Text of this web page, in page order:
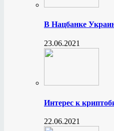
В Нацбанке
23.06.2021
Интерес к
22.06.2021